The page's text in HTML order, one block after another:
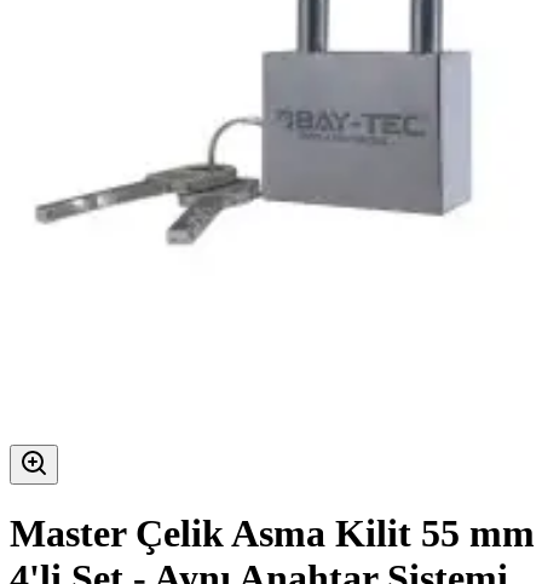
Master Çelik Asma Kilit 55 mm